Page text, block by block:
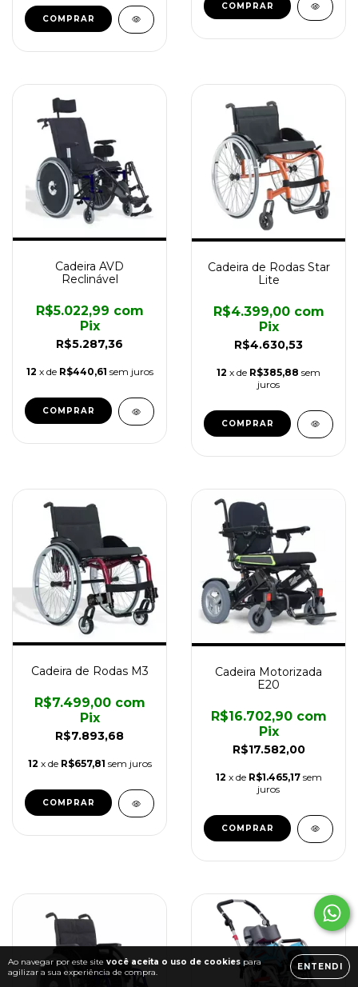
Ao navegar por este site você aceita o uso de cookies para
agilizar a sua experiência de compra.
ENTENDI
COMPRAR
COMPRAR
Cadeira AVD
Reclinável
R$5.287,36
R$5.022,99 com
Pix
12 x de R$440,61 sem juros
COMPRAR
Cadeira de Rodas Star
Lite
R$4.630,53
R$4.399,00 com
Pix
12 x de R$385,88 sem
juros
COMPRAR
Cadeira de Rodas M3
R$7.893,68
R$7.499,00 com
Pix
12 x de R$657,81 sem juros
COMPRAR
Cadeira Motorizada
E20
R$17.582,00
R$16.702,90 com
Pix
12 x de R$1.465,17 sem
juros
COMPRAR